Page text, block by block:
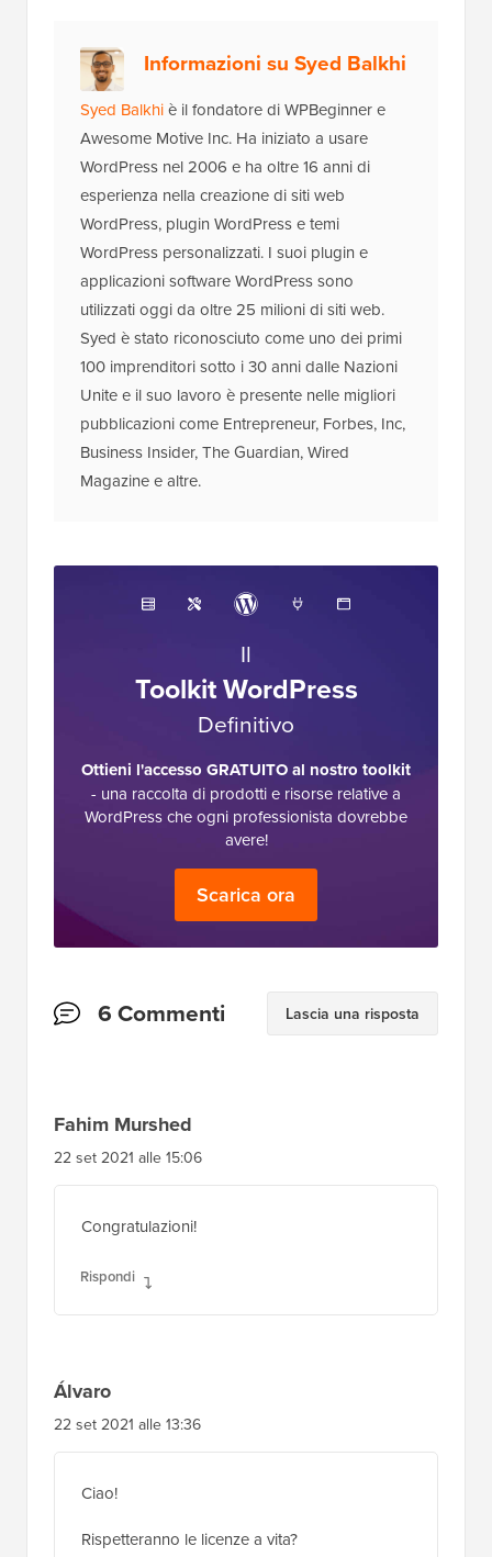
Informazioni su Syed Balkhi
Syed Balkhiè il fondatore di WPBeginner e
Awesome Motive Inc. Ha iniziato a usare
WordPress nel 2006 e ha oltre 16 anni di
esperienza nella creazione di siti web
WordPress, plugin WordPress e temi
WordPress personalizzati. I suoi plugin e
applicazioni software WordPress sono
utilizzati oggi da oltre 25 milioni di siti web.
Syed è stato riconosciuto come uno dei primi
100 imprenditori sotto i 30 anni dalle Nazioni
Unite e il suo lavoro è presente nelle migliori
pubblicazioni come Entrepreneur, Forbes, Inc,
Business Insider, The Guardian, Wired
Magazine e altre.
Il
Toolkit WordPress
Definitivo
Ottieni l'accesso GRATUITO al nostro toolkit
- una raccolta di prodotti e risorse relative a
WordPress che ogni professionista dovrebbe
avere!
Scarica ora
Interazioni
6 Commenti Lascia una risposta
Fahim Murshed
22 set 2021 alle 15:06
Congratulazioni!
Rispondi
Álvaro
22 set 2021 alle 13:36
Ciao!
Rispetteranno le licenze a vita?